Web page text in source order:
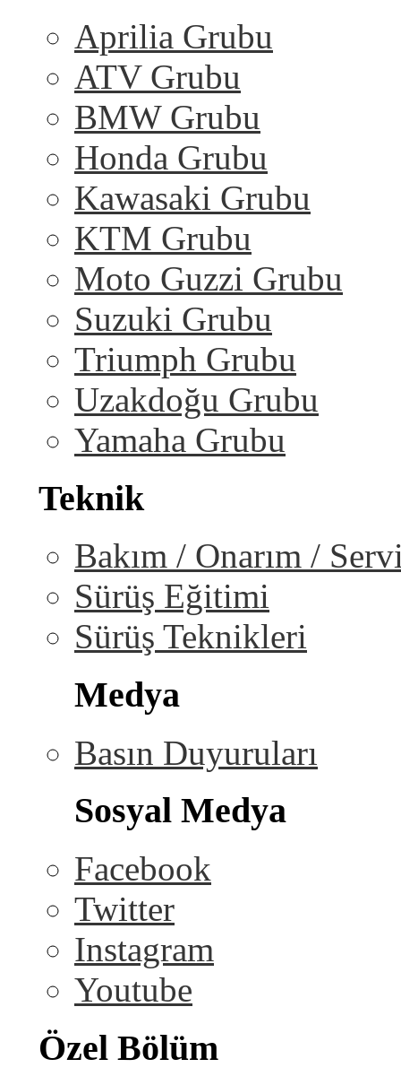
Aprilia Grubu
ATV Grubu
BMW Grubu
Honda Grubu
Kawasaki Grubu
KTM Grubu
Moto Guzzi Grubu
Suzuki Grubu
Triumph Grubu
Uzakdoğu Grubu
Yamaha Grubu
Teknik
Bakım / Onarım /
Sürüş Eğitimi
Sürüş Teknikleri
Medya
Basın Duyuruları
Sosyal Medya
Facebook
Twitter
Instagram
Youtube
Özel Bölüm